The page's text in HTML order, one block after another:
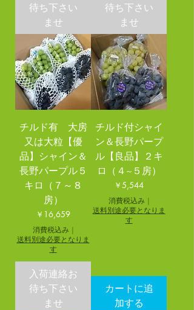
待ち下さい
ませ
待ち下さい
ませ
チルド有 大房
又は大粒【優
品】シャイン＆
長野パープル５
キロ（７～８
房）
価格
￥16,659
消費税込み|
送料別途必要となりま
す
入荷連絡お
待ち下さい
ませ
チルド付シャイ
ン＆長野パープ
ル【良品】２キ
ロ（４~５房）
価格
￥5,544
消費税込み|
送料別途必要となりま
す
カートに追
加する